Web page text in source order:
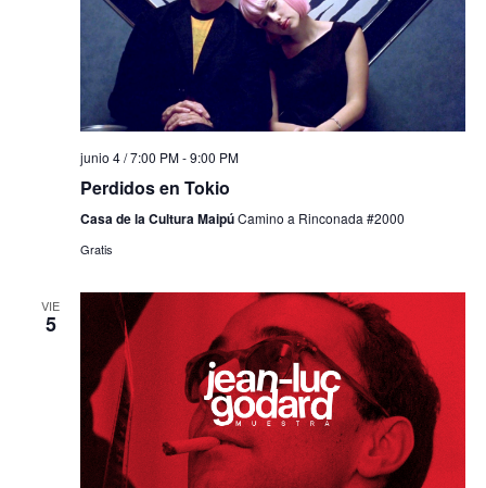
junio 4 / 7:00 PM-9:00 PM
Perdidos en Tokio
Casa de la Cultura MaipúCamino a Rinconada #2000
Gratis
VIE
5